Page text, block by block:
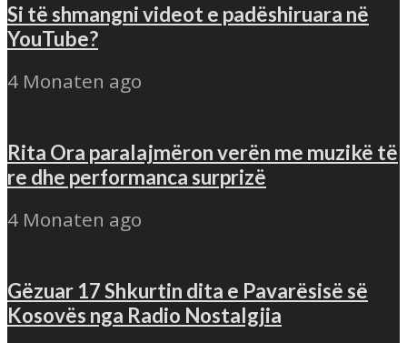
Si të shmangni videot e padëshiruara në
YouTube?
4 Monaten ago
Rita Ora paralajmëron verën me muzikë të
re dhe performanca surprizë
4 Monaten ago
Gëzuar 17 Shkurtin dita e Pavarësisë së
Kosovës nga Radio Nostalgjia